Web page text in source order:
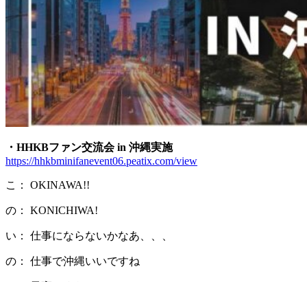
・HHKBファン交流会 in 沖縄実施
https://hhkbminifanevent06.peatix.com/view
こ： OKINAWA!!
の： KONICHIWA!
い： 仕事にならないかなあ、、、
の： 仕事で沖縄いいですね